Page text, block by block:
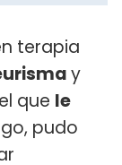
terapia
y
que le
pudo